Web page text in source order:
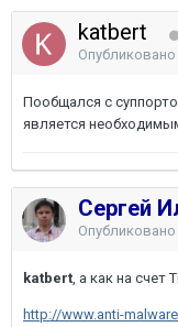
katbert
Опубликовано
Пообщался с
является
Сергей
Опубликовано
katbert, а как на счет
http://www.anti-